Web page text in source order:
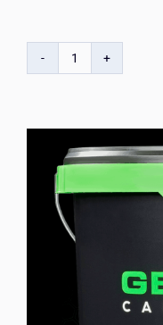
Gecko
–
Φίλτρο
Κουβά/
Διαχωριστής
για
Αυτοκινήτου
ποσότητα